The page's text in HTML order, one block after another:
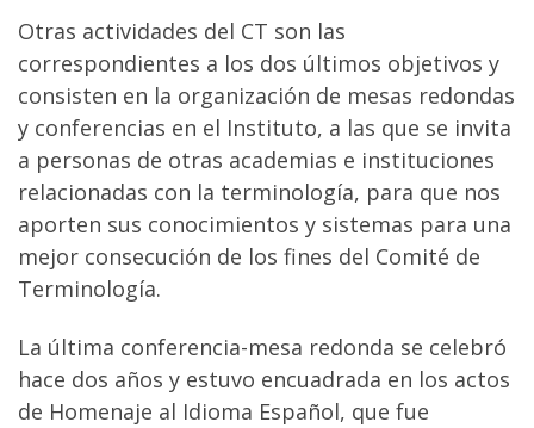
Otras actividades del CT son las
correspondientes a los dos últimos objetivos y
consisten en la organización de mesas redondas
y conferencias en el Instituto, a las que se invita
a personas de otras academias e instituciones
relacionadas con la terminología, para que nos
aporten sus conocimientos y sistemas para una
mejor consecución de los fines del Comité de
Terminología.
La última conferencia-mesa redonda se celebró
hace dos años y estuvo encuadrada en los actos
de Homenaje al Idioma Español, que fue